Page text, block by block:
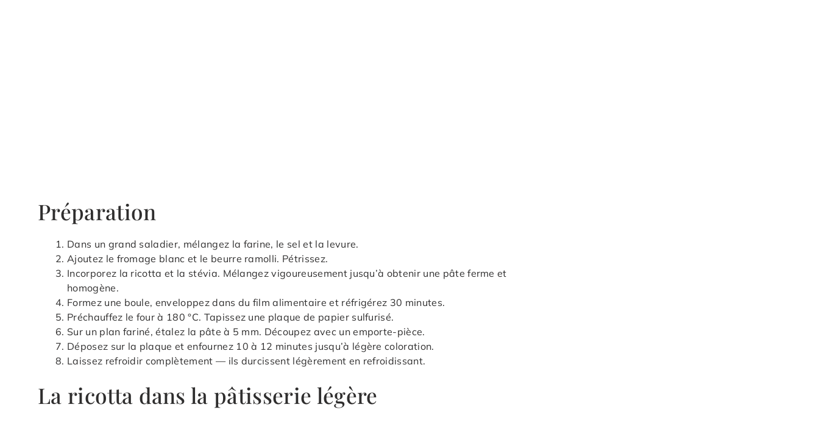
Préparation
Dans un grand saladier, mélangez la farine, le sel et la levure.
Ajoutez le fromage blanc et le beurre ramolli. Pétrissez.
Incorporez la ricotta et la stévia. Mélangez vigoureusement jusqu’à obtenir une pâte ferme et
homogène.
Formez une boule, enveloppez dans du film alimentaire et réfrigérez 30 minutes.
Préchauffez le four à 180 °C. Tapissez une plaque de papier sulfurisé.
Sur un plan fariné, étalez la pâte à 5 mm. Découpez avec un emporte-pièce.
Déposez sur la plaque et enfournez 10 à 12 minutes jusqu’à légère coloration.
Laissez refroidir complètement — ils durcissent légèrement en refroidissant.
La ricotta dans la pâtisserie légère